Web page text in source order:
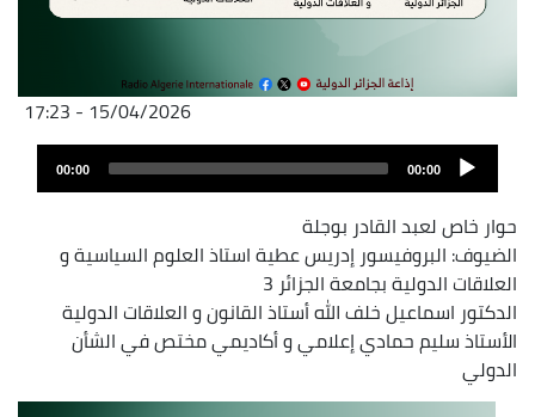
15/04/2026 - 17:23
Fichier
audio
00:00
00:00
حوار خاص لعبد القادر بوجلة
الضيوف: البروفيسور إدريس عطية استاذ العلوم السياسية و
العلاقات الدولية بجامعة الجزائر 3
الدكتور اسماعيل خلف الله أستاذ القانون و العلاقات الدولية
الأستاذ سليم حمادي إعلامي و أكاديمي مختص في الشأن
الدولي